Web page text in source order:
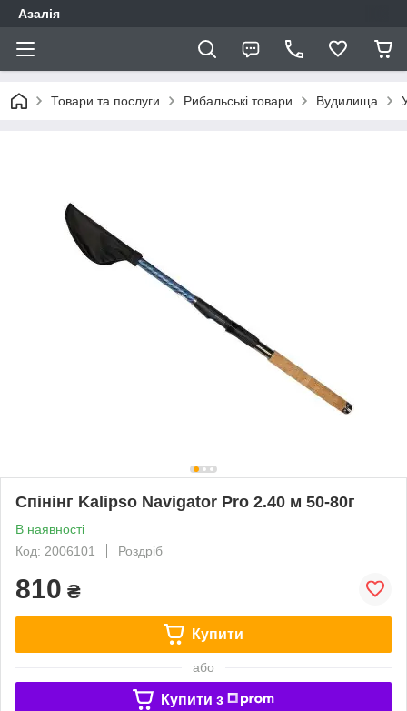
Азалія
Товари та послуги Рибальські товари Вудилища
Спінінг Kalipso Navigator Pro 2.40 м 50-80г
В наявності
Код: 2006101
Роздріб
810 ₴
Купити
або
Купити з